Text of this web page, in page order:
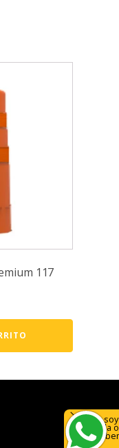
Hola,
ayuda
117